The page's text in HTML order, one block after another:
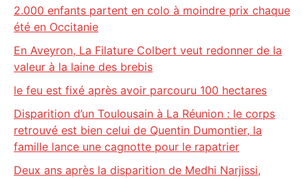
2.000 enfants partent en colo à moindre prix chaque
été en Occitanie
En Aveyron, La Filature Colbert veut redonner de la
valeur à la laine des brebis
le feu est fixé après avoir parcouru 100 hectares
Disparition d’un Toulousain à La Réunion : le corps
retrouvé est bien celui de Quentin Dumontier, la
famille lance une cagnotte pour le rapatrier
Deux ans après la disparition de Medhi Narjissi,